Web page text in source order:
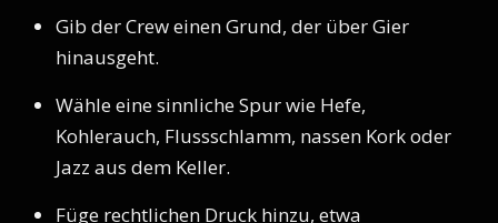
Gib der Crew einen Grund, der über Gier
hinausgeht.
Wähle eine sinnliche Spur wie Hefe,
Kohlerauch, Flussschlamm, nassen Kork oder
Jazz aus dem Keller.
Füge rechtlichen Druck hinzu, etwa